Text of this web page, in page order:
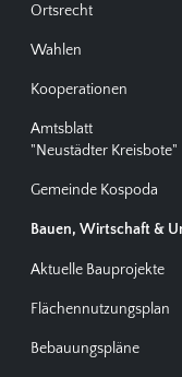
Ortsrecht
Wahlen
Kooperationen
Amtsblatt
"Neustädter Kreisbote"
Gemeinde Kospoda
Bauen, Wirtschaft &
Aktuelle Bauprojekte
Flächennutzungsplan
Bebauungspläne